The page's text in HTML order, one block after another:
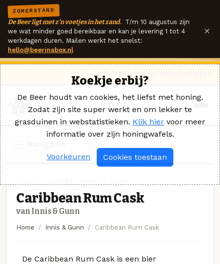
ZOMERSTAND
De Beer ligt met z'n voetjes in het zand. T/m 10 augustus zijn
we wat minder goed bereikbaar en kan je levering 1 tot 4
werkdagen duren. Mailen werkt het snelst:
hello@beerinabox.nl
×
Caribbean Rum Cask
van Innis & Gunn
Home Innis & Gunn Caribbean Rum Cask
De Caribbean Rum Cask is een bier
Koekje erbij?
De Beer houdt van cookies, het liefst met honing.
Zodat zijn site super werkt en om lekker te
grasduinen in webstatistieken. Klik hier voor meer
informatie over zijn honingwafels.
Voorkeuren Cookies toestaan